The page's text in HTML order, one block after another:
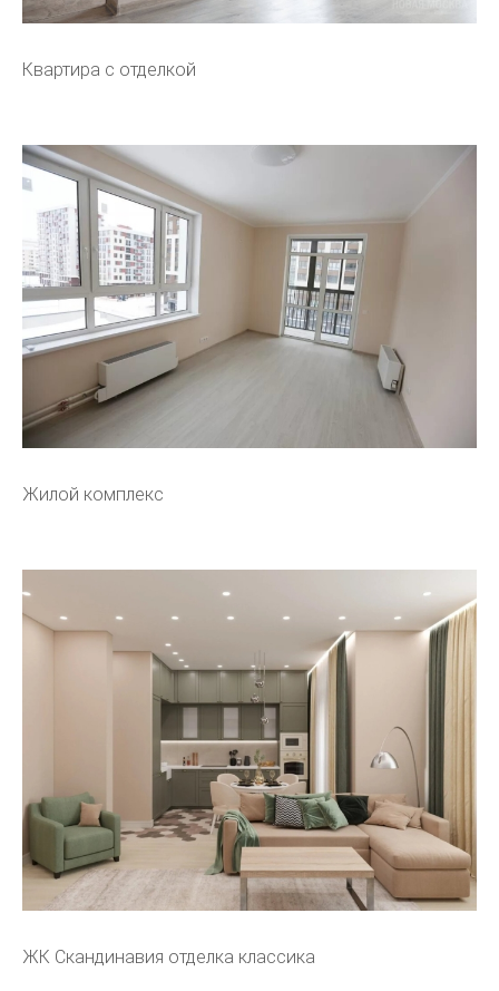
Квартира с отделкой
Жилой комплекс
ЖК Скандинавия отделка классика